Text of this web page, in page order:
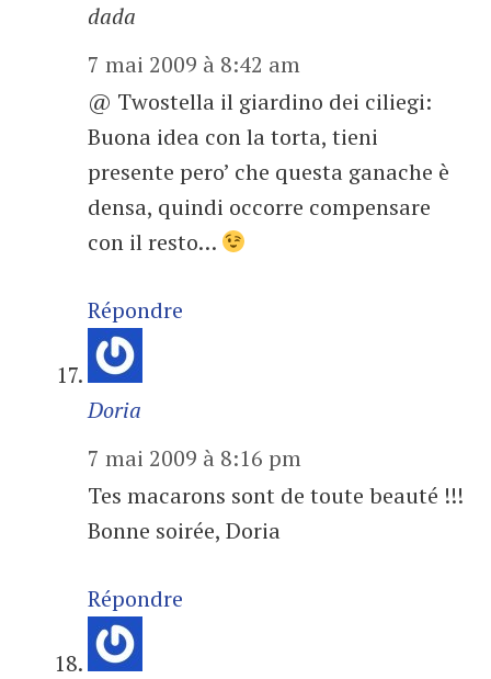
dada
7 mai 2009 à 8:42 am
@ Twostella il giardino dei ciliegi:
Buona idea con la torta, tieni
presente pero’ che questa ganache è
densa, quindi occorre compensare
con il resto…
Répondre
Doria
7 mai 2009 à 8:16 pm
Tes macarons sont de toute beauté !!!
Bonne soirée, Doria
Répondre